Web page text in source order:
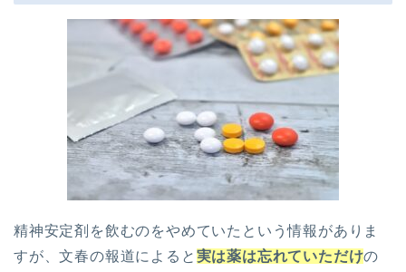
精神安定剤を飲むのをやめていたという情報がありま
すが、文春の報道によると 実は薬は忘れていただけの